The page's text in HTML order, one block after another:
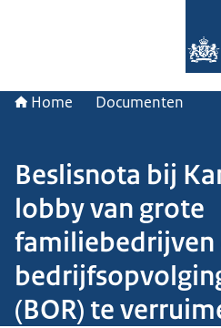
Home Documenten
Beslisnota bij
lobby van grote
familiebedrijven
(BOR) te